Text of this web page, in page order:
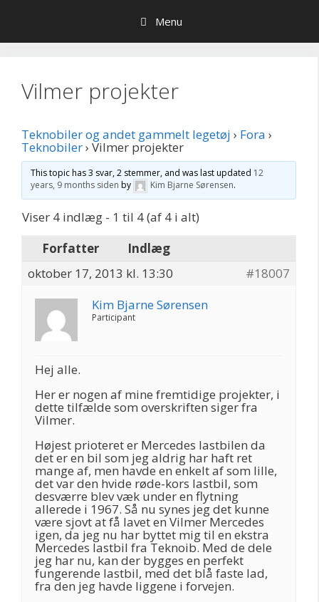
indhold
Menu
Vilmer projekter
Teknobiler og andet gammelt legetøj › Fora ›
Teknobiler› Vilmer projekter
This topic has 3 svar, 2 stemmer, and was last updated 12
years, 9 months siden by Kim Bjarne Sørensen.
Viser 4 indlæg - 1 til 4 (af 4 i alt)
Forfatter
Indlæg
oktober 17, 2013 kl. 13:30
#18007
Kim Bjarne Sørensen
Participant
Hej alle.
Her er nogen af mine fremtidige projekter, i
dette tilfælde som overskriften siger fra
Vilmer.
Højest prioteret er Mercedes lastbilen da
det er en bil som jeg aldrig har haft ret
mange af, men havde en enkelt af som lille,
det var den hvide røde-kors lastbil, som
desværre blev væk under en flytning
allerede i 1967. Så nu synes jeg det kunne
være sjovt at få lavet en Vilmer Mercedes
igen, da jeg nu har byttet mig til en ekstra
Mercedes lastbil fra Teknoib. Med de dele
jeg har nu, kan der bygges en perfekt
fungerende lastbil, med det blå faste lad,
fra den jeg havde liggene i forvejen.